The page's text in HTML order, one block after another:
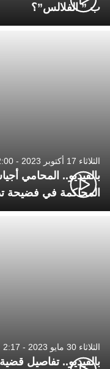
ب ” الفلالس”؟
الثلاثاء 17 أكتوبر 2023 - 2:00
بالفيديو.. المحامي
المحاكمة في فضيحة
الثلاثاء 30 مايو 2023 - 2:17
بالفيديو.. تفاصيل